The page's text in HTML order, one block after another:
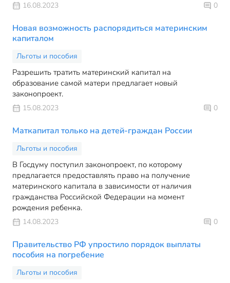
16.08.2023 0
Новая возможность распорядиться материнским
капиталом
Льготы и пособия
Разрешить тратить материнский капитал на
образование самой матери предлагает новый
законопроект.
15.08.2023 0
Маткапитал только на детей-граждан России
Льготы и пособия
В Госдуму поступил законопроект, по которому
предлагается предоставлять право на получение
материнского капитала в зависимости от наличия
гражданства Российской Федерации на момент
рождения ребенка.
14.08.2023 0
Правительство РФ упростило порядок выплаты
пособия на погребение
Льготы и пособия